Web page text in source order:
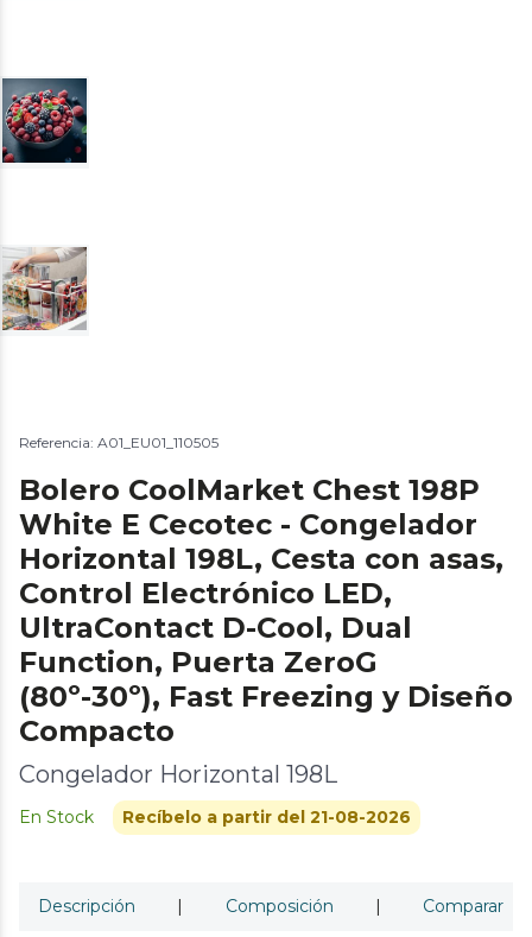
Referencia: A01_EU01_110505
Bolero CoolMarket Chest 198P
White E Cecotec - Congelador
Horizontal 198L, Cesta con asas,
Control Electrónico LED,
UltraContact D-Cool, Dual
Function, Puerta ZeroG
(80º-30º), Fast Freezing y Diseño
Compacto
Congelador Horizontal 198L
En Stock Recíbelo a partir del 21-08-2026
Descripción | Composición | Comparar